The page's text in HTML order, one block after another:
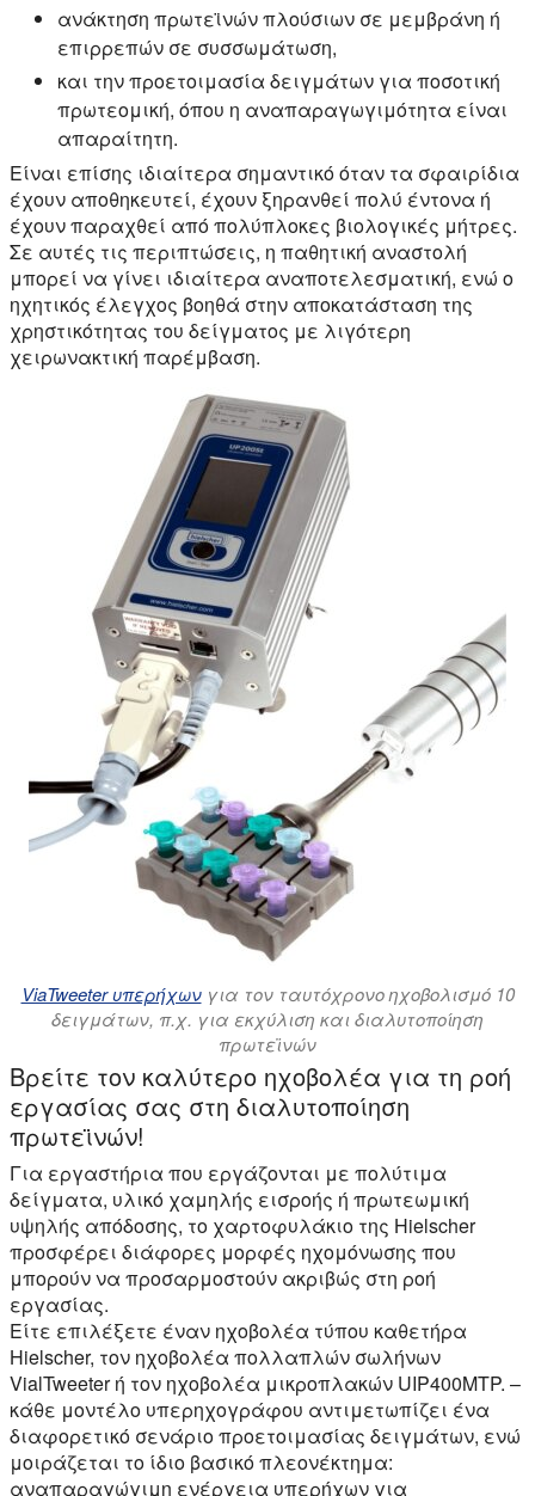
ανάκτηση πρωτεϊνών πλούσιων σε μεμβράνη ή
επιρρεπών σε συσσωμάτωση,
και την προετοιμασία δειγμάτων για ποσοτική
πρωτεομική, όπου η αναπαραγωγιμότητα είναι
απαραίτητη.
Είναι επίσης ιδιαίτερα σημαντικό όταν τα σφαιρίδια
έχουν αποθηκευτεί, έχουν ξηρανθεί πολύ έντονα ή
έχουν παραχθεί από πολύπλοκες βιολογικές μήτρες.
Σε αυτές τις περιπτώσεις, η παθητική αναστολή
μπορεί να γίνει ιδιαίτερα αναποτελεσματική, ενώ ο
ηχητικός έλεγχος βοηθά στην αποκατάσταση της
χρηστικότητας του δείγματος με λιγότερη
χειρωνακτική παρέμβαση.
ViaTweeter υπερήχωνγια τον ταυτόχρονο ηχοβολισμό 10
δειγμάτων, π.χ. για εκχύλιση και διαλυτοποίηση
πρωτεϊνών
Βρείτε τον καλύτερο ηχοβολέα για τη ροή
εργασίας σας στη διαλυτοποίηση
πρωτεϊνών!
Για εργαστήρια που εργάζονται με πολύτιμα
δείγματα, υλικό χαμηλής εισροής ή πρωτεωμική
υψηλής απόδοσης, το χαρτοφυλάκιο της Hielscher
προσφέρει διάφορες μορφές ηχομόνωσης που
μπορούν να προσαρμοστούν ακριβώς στη ροή
εργασίας.
Είτε επιλέξετε έναν ηχοβολέα τύπου καθετήρα
Hielscher, τον ηχοβολέα πολλαπλών σωλήνων
VialTweeter ή τον ηχοβολέα μικροπλακών UIP400MTP. –
κάθε μοντέλο υπερηχογράφου αντιμετωπίζει ένα
διαφορετικό σενάριο προετοιμασίας δειγμάτων, ενώ
μοιράζεται το ίδιο βασικό πλεονέκτημα:
αναπαραγώγιμη ενέργεια υπερήχων για